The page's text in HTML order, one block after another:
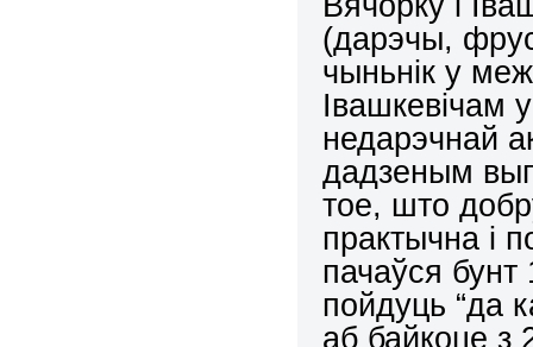
(дарэчы,
чыньнік у
Івашкевічам
недарэчнай
дадзеным
тое, што
практычна і
пачаўся бунт
пойдуць “да
аб байкоце з